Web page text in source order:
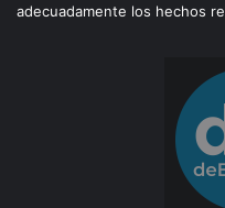
adecuadamente los hechos